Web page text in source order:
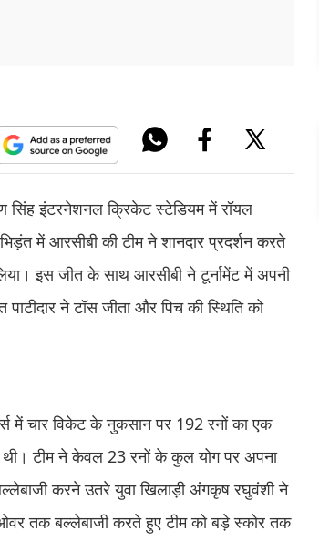
सिंह इंटरनेशनल क्रिकेट स्टेडियम में रॉयल
में आरसीबी की टीम ने शानदार प्रदर्शन करते
इस जीत के साथ आरसीबी ने टूर्नामेंट में अपनी
ने टॉस जीता और पिच की स्थिति को
में चार विकेट के नुकसान पर 192 रनों का एक
टीम ने केवल 23 रनों के कुल योग पर अपना
करने उतरे युवा खिलाड़ी अंगकृष रघुवंशी ने
तक बल्लेबाजी करते हुए टीम को बड़े स्कोर तक